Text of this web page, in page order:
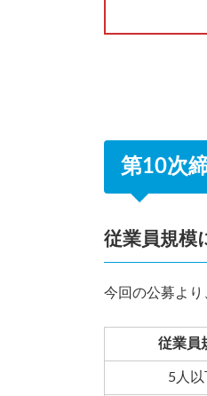
第10次
従業員規模
今回の公募より
従業員
5人以